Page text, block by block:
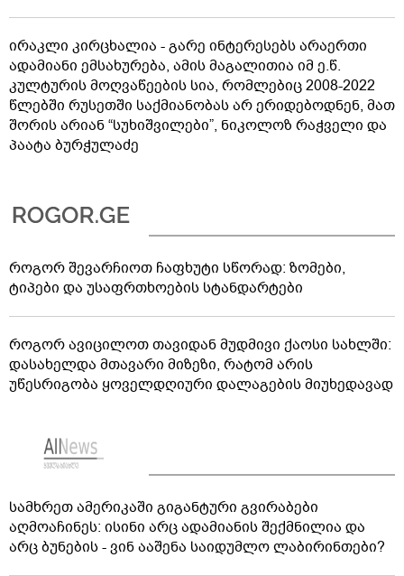
ირაკლი კირცხალია - გარე ინტერესებს არაერთი
ადამიანი ემსახურება, ამის მაგალითია იმ ე.წ.
კულტურის მოღვაწეების სია, რომლებიც 2008-2022
წლებში რუსეთში საქმიანობას არ ერიდებოდნენ, მათ
შორის არიან “სუხიშვილები”, ნიკოლოზ რაჭველი და
პაატა ბურჭულაძე
როგორ შევარჩიოთ ჩაფხუტი სწორად: ზომები,
ტიპები და უსაფრთხოების სტანდარტები
როგორ ავიცილოთ თავიდან მუდმივი ქაოსი სახლში:
დასახელდა მთავარი მიზეზი, რატომ არის
უწესრიგობა ყოველდღიური დალაგების მიუხედავად
სამხრეთ ამერიკაში გიგანტური გვირაბები
აღმოაჩინეს: ისინი არც ადამიანის შექმნილია და
არც ბუნების - ვინ ააშენა საიდუმლო ლაბირინთები?